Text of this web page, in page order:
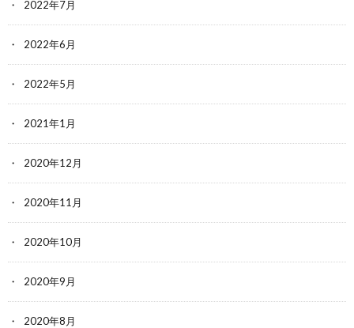
2022年7月
2022年6月
2022年5月
2021年1月
2020年12月
2020年11月
2020年10月
2020年9月
2020年8月